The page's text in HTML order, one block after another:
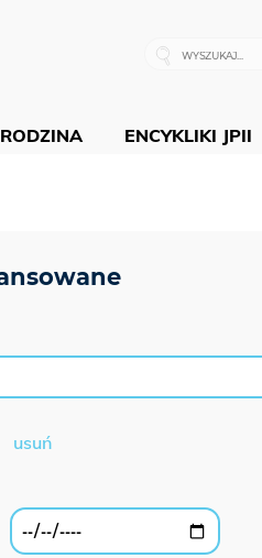
RODZINA ENCYKLIKI JPII
usuń